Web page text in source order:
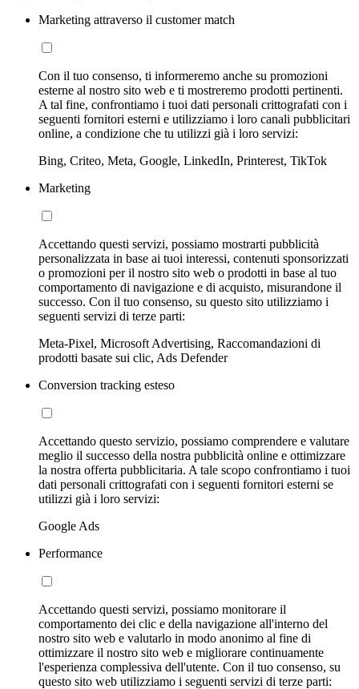
Marketing attraverso il customer match
Con il tuo consenso, ti informeremo anche su promozioni
esterne al nostro sito web e ti mostreremo prodotti pertinenti.
A tal fine, confrontiamo i tuoi dati personali crittografati con i
seguenti fornitori esterni e utilizziamo i loro canali pubblicitari
online, a condizione che tu utilizzi già i loro servizi:
Bing, Criteo, Meta, Google, LinkedIn, Printerest, TikTok
Marketing
Accettando questi servizi, possiamo mostrarti pubblicità
personalizzata in base ai tuoi interessi, contenuti sponsorizzati
o promozioni per il nostro sito web o prodotti in base al tuo
comportamento di navigazione e di acquisto, misurandone il
successo. Con il tuo consenso, su questo sito utilizziamo i
seguenti servizi di terze parti:
Meta-Pixel, Microsoft Advertising, Raccomandazioni di
prodotti basate sui clic, Ads Defender
Conversion tracking esteso
Accettando questo servizio, possiamo comprendere e valutare
meglio il successo della nostra pubblicità online e ottimizzare
la nostra offerta pubblicitaria. A tale scopo confrontiamo i tuoi
dati personali crittografati con i seguenti fornitori esterni se
utilizzi già i loro servizi:
Google Ads
Performance
Accettando questi servizi, possiamo monitorare il
comportamento dei clic e della navigazione all'interno del
nostro sito web e valutarlo in modo anonimo al fine di
ottimizzare il nostro sito web e migliorare continuamente
l'esperienza complessiva dell'utente. Con il tuo consenso, su
questo sito web utilizziamo i seguenti servizi di terze parti: